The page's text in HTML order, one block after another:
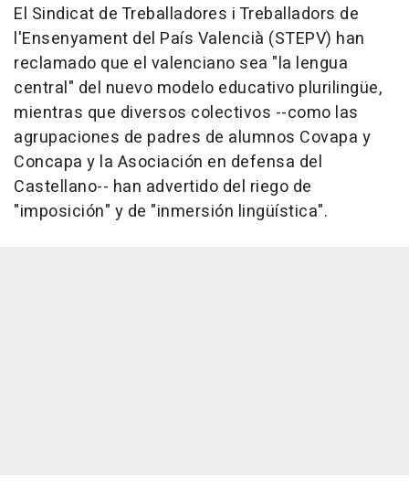
El Sindicat de Treballadores i Treballadors de
l'Ensenyament del País Valencià (STEPV) han
reclamado que el valenciano sea "la lengua
central" del nuevo modelo educativo plurilingüe,
mientras que diversos colectivos --como las
agrupaciones de padres de alumnos Covapa y
Concapa y la Asociación en defensa del
Castellano-- han advertido del riego de
"imposición" y de "inmersión lingüística".